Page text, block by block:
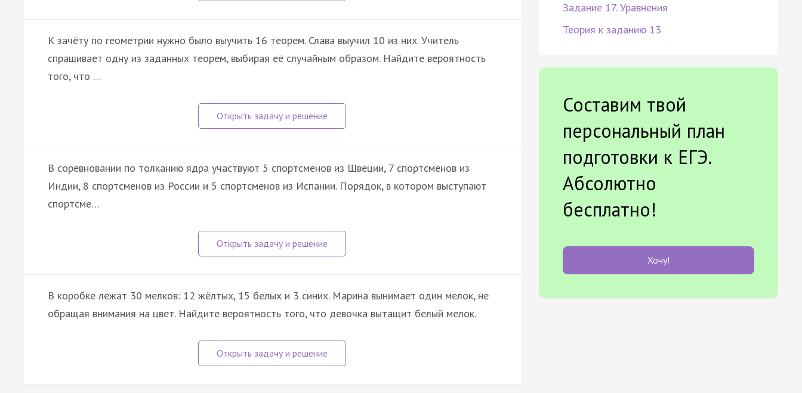
К зачёту по геометрии нужно было выучить 16 теорем. Слава выучил 10 из них. Учитель
спрашивает одну из заданных теорем, выбирая её случайным образом. Найдите вероятность
того, что …
В соревновании по толканию ядра участвуют 5 спортсменов из Швеции, 7 спортсменов из
Индии, 8 спортсменов из России и 5 спортсменов из Испании. Порядок, в котором выступают
спортсме…
В коробке лежат 30 мелков: 12 жёлтых, 15 белых и 3 синих. Марина вынимает один мелок, не
обращая внимания на цвет. Найдите вероятность того, что девочка вытащит белый мелок.
Задание 17. Уравнения
Теория к заданию 13
Составим твой
персональный план
подготовки к ЕГЭ.
Абсолютно
бесплатно!
Хочу!